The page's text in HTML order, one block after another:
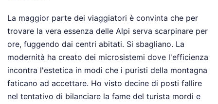
La maggior parte dei viaggiatori è convinta che per
trovare la vera essenza delle Alpi serva scarpinare per
ore, fuggendo dai centri abitati. Si sbagliano. La
modernità ha creato dei microsistemi dove l'efficienza
incontra l'estetica in modi che i puristi della montagna
faticano ad accettare. Ho visto decine di posti fallire
nel tentativo di bilanciare la fame del turista mordi e